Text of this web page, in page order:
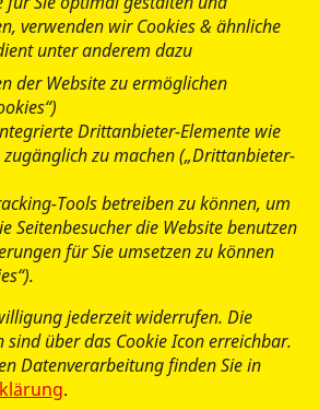
Selbstschutzinhalten
verwenden wir Cookies & ähnliche
unter anderem dazu
der Website zu ermöglichen
Drittanbieter-Elemente wie
zugänglich zu machen („Drittanbieter-
Tools betreiben zu können, um
Seitenbesucher die Website benutzen
für Sie umsetzen zu können
jederzeit widerrufen. Die
sind über das Cookie Icon erreichbar.
Datenverarbeitung finden Sie in
.